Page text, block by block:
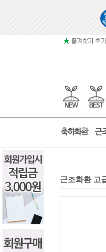
근조화환 고